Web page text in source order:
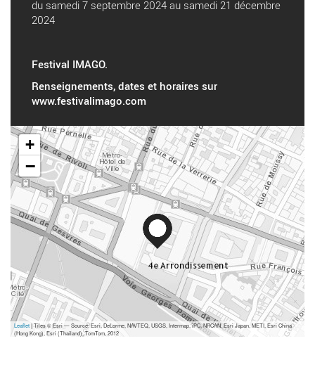
du samedi 7 septembre 2024 au samedi 21 décembre
2024
Festival IMAGO.
Renseignements, dates et horaires sur
www.festivalimago.com
+
−
Leaflet| Tiles © Esri — Source: Esri, DeLorme, NAVTEQ, USGS, Intermap, iPC, NRCAN, Esri Japan, METI, Esri China
(Hong Kong), Esri (Thailand), TomTom, 2012